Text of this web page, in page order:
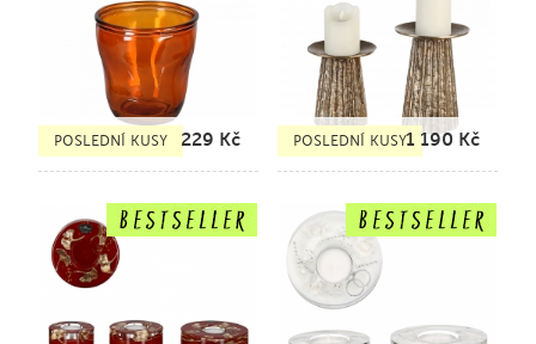
POSLEDNÍ KUSY 229 Kč POSLEDNÍ KUSY1 190 Kč